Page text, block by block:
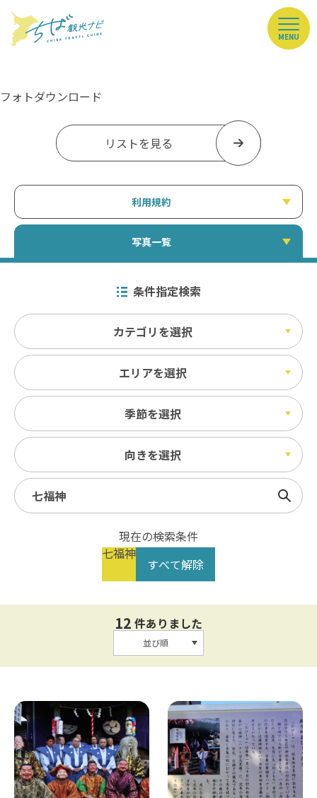
MENU
フォトダウンロード
リストを見る
利用規約
写真一覧
条件指定検索
カテゴリを選択
エリアを選択
季節を選択
向きを選択
検索
現在の検索条件
七福神
すべて解除
12 件ありました
並び順